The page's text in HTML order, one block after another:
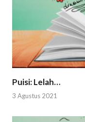
Puisi: Lelah…
3 Agustus 2021